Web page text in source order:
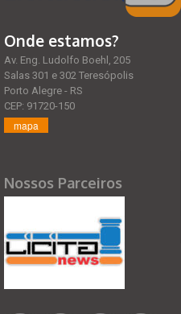
Onde estamos?
Av. Eng. Ludolfo Boehl, 205
Salas 301 e 302 Teresópolis
Porto Alegre - RS
CEP: 91720-150
mapa
Nossos Parceiros